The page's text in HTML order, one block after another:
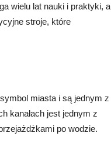
wielu lat nauki i praktyki, a
stroje, które
miasta i są jednym z
kanałach jest jednym z
po wodzie.